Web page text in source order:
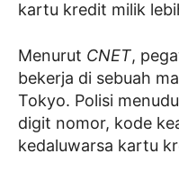
kartu kredit milik
Menurut CNET,
bekerja di sebuah
Tokyo. Polisi
digit nomor, kode
kedaluwarsa kartu